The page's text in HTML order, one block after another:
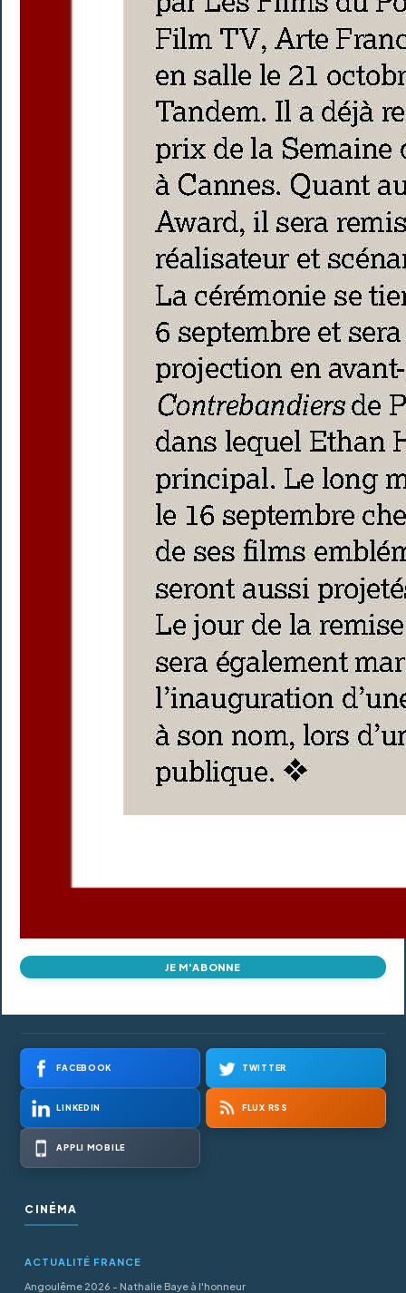
JE M'ABONNE
FACEBOOK TWITTER
LINKEDIN FLUX RSS
APPLI MOBILE
CINÉMA
ACTUALITÉ FRANCE
Angoulême 2026 - Nathalie Baye à l'honneur